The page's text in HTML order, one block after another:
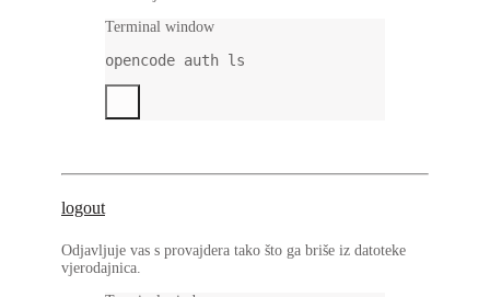
Terminal window
opencode auth ls
logout
Odjavljuje vas s provajdera tako što ga briše iz datoteke
vjerodajnica.